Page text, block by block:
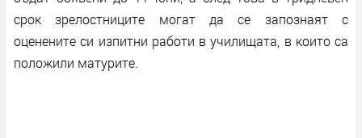
срок зрелостниците могат да се запознаят с
оценените си изпитни работи в училищата, в които са
положили матурите.